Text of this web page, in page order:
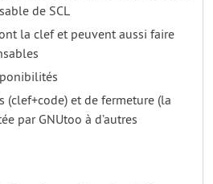
de SCL
la clef et peuvent aussi faire
(clef+code) et de fermeture (la
par GNUtoo à d’autres